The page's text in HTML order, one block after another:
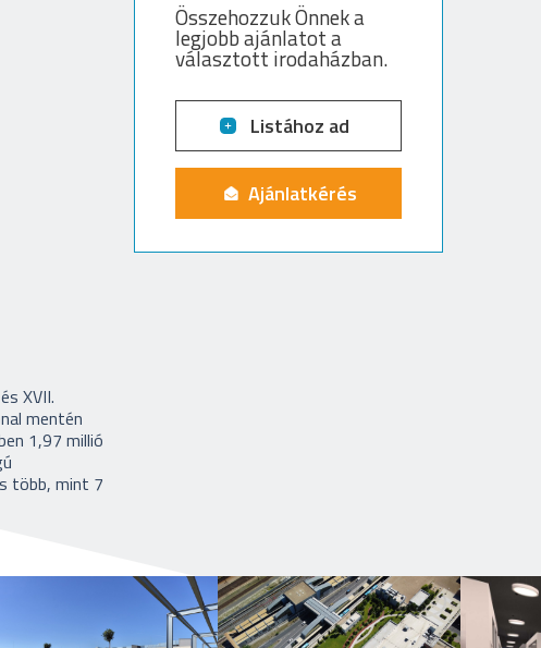
XVII.
mentén
1,97 millió
több, mint 7
Összehozzuk Önnek a
legjobb ajánlatot a
választott irodaházban.
Listához ad
Ajánlatkérés